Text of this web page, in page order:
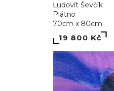
Ľudovít Ševčík
Plátno
70cm x 80cm
19 800 Kč